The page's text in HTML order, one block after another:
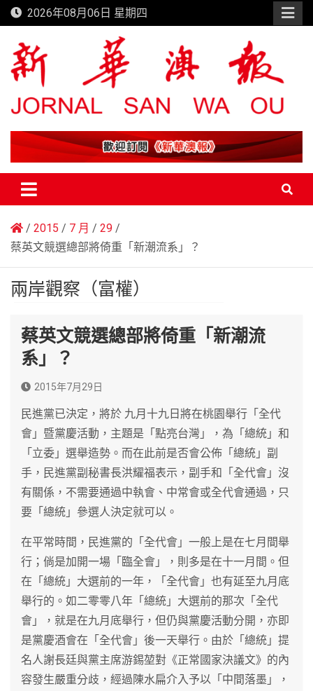
Skip
to
content
2026年08月06日 星期四
新華澳報
2015 7 月
29
蔡英文競選總部將倚重「新潮流系」？
兩岸觀察（富權）
蔡英文競選總部將倚重「新潮流
系」？
2015年7月29日
民進黨已決定，將於 九月十九日將在桃園舉行「全代
會」暨黨慶活動，主題是「點亮台灣」，為「總統」和
「立委」選舉造勢。而在此前是否會公佈「總統」副
手，民進黨副秘書長洪耀福表示，副手和「全代會」沒
有關係，不需要通過中執會、中常會或全代會通過，只
要「總統」參選人決定就可以。
在平常時間，民進黨的「全代會」一般上是在七月間舉
行；倘是加開一場「臨全會」，則多是在十一月間。但
在「總統」大選前的一年，「全代會」也有延至九月底
舉行的。如二零零八年「總統」大選前的那次「全代
會」，就是在九月底舉行，但仍與黨慶活動分開，亦即
是黨慶酒會在「全代會」後一天舉行。由於「總統」提
名人謝長廷與黨主席游錫堃對《正常國家決議文》的內
容發生嚴重分歧，經過陳水扁介入予以「中間落墨」，